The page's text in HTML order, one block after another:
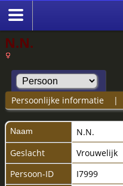
N.N.
Persoonlijke informatie|
Naam
N.N.
Geslacht
Vrouwelijk
Persoon-ID
I7999